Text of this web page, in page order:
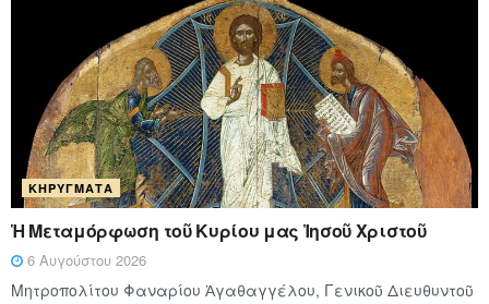
ΚΗΡΎΓΜΑΤΑ
Ἡ Μεταμόρφωση τοῦ Κυρίου μας Ἰησοῦ Χριστοῦ
6 Αυγούστου 2026
Μητροπολίτου Φαναρίου Ἀγαθαγγέλου, Γενικοῦ Διευθυντοῦ